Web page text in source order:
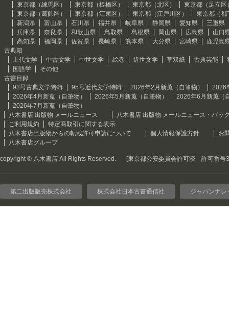
東京都（練馬区）
東京都（板橋区） 東京都（北区）
東京都（足立区
東京都（葛飾区）
東京都（江東区） 東京都（江戸川区）
東京都（都
新潟県
富山県 石川県 福井県 岐阜県 静岡県 愛知県
三重県
兵庫県
奈良県 和歌山県 鳥取県 島根県 岡山県 広島県
山口
高知県
福岡県 佐賀県 長崎県 熊本県 大分県 宮崎県
鹿児島
古典籍
上代文学
中古文学 中世文学 絵巻 近世文学 草双紙 古典芸能
国語学
その他
古書目録
93号古典文学特輯
95号近代文学特輯 2026年2月新蒐（自筆物）
2026
2026年4月新蒐（自筆物）
2026年5月新蒐（自筆物）
2026年6月新蒐（
2026年7月新蒐（自筆物）
八木書店 出版物 メールニュース
八木書店 出版物 メールニュース・バッ
ご利用規約
特定商取引に関する表示
八木書店出版物からの転載許可申請について
個人情報保護方針
お
八木書店グループ
copyright © 八木書店 All Rights Reserved. [東京都公安委員会許可済 許可番号
第二出版販売株式会社 株式会社日本古書通信社 ジャパンナレ